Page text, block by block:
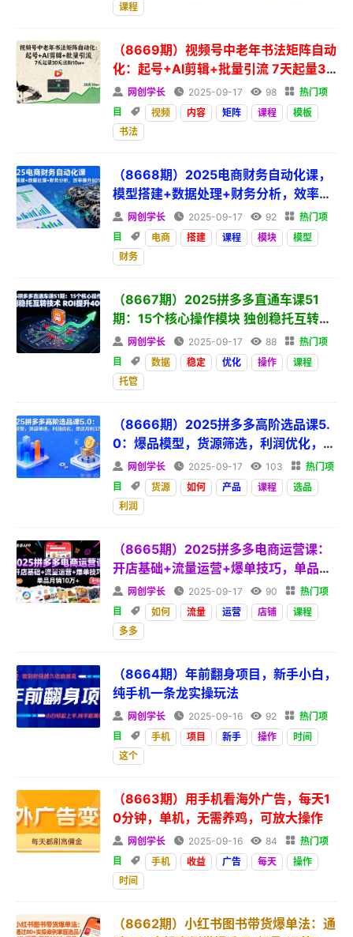
课程
（8669期）视频号中老年书法矩阵自动
化：起号+AI剪辑+批量引流 7天起量30
天涨粉
 网创学长  2025-09-17  98  热门项
目
 视频 内容 矩阵 课程
模板
书法
（8668期）2025电商财务自动化课，
模型搭建+数据处理+财务分析，效率提
升
 网创学长  2025-09-17  92  热门项
目
 电商 搭建 课程 模块
模型
财务
（8667期）2025拼多多直通车课51
期：15个核心操作模块 独创稳托互转技
术 ROI提升
 网创学长  2025-09-17  88  热门项
目
 数据 稳定 优化 操作
课程
托管
（8666期）2025拼多多高阶选品课5.
0：爆品模型，货源筛选，利润优化，单
店月利3万
 网创学长  2025-09-17  103  热门项
目
 货源 如何 产品 课程
选品
利润
（8665期）2025拼多多电商运营课：
开店基础+流量运营+爆单技巧，单品月
销10万
 网创学长  2025-09-17  90  热门项
目
 如何 流量 运营 店铺
课程
多多
（8664期）年前翻身项目，新手小白，
纯手机一条龙实操玩法
 网创学长  2025-09-16  92  热门项
目
 手机 项目 新手 操作
时间
这个
（8663期）用手机看海外广告，每天1
0分钟，单机，无需养鸡，可放大操作
 网创学长  2025-09-16  84  热门项
目
 手机 收益 广告 每天
操作
时间
（8662期）小红书图书带货爆单法：通